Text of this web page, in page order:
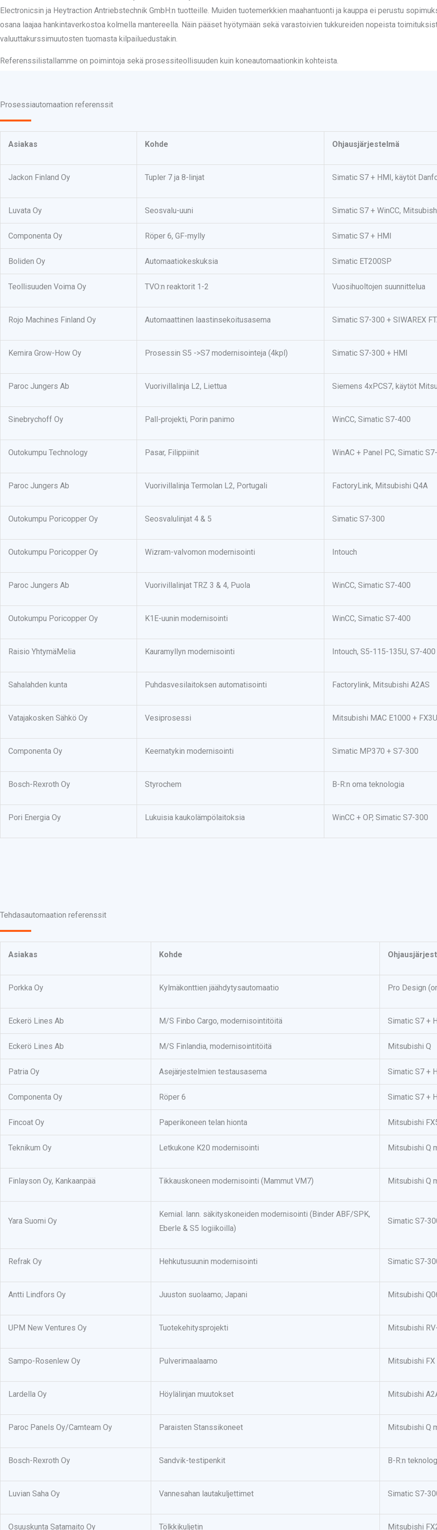
Electronicsin ja Heytraction Antriebstechnik GmbH:n tuotteille. Muiden tuotemerkkien maahantuonti ja kauppa ei perustu
osana laajaa hankintaverkostoa kolmella mantereella. Näin pääset hyötymään sekä varastoivien tukkureiden nopeista
valuuttakurssimuutosten tuomasta kilpailuedustakin.
Referenssilistallamme on poimintoja sekä prosessiteollisuuden kuin koneautomaationkin kohteista.
Prosessiautomaation referenssit
Asiakas Kohde Ohjausjärjestelmä
Jackon Finland Oy Tupler 7 ja 8-linjat Simatic S7 + HMI, käytöt
Luvata Oy Seosvalu-uuni Simatic S7 + WinCC,
Componenta Oy Röper 6, GF-mylly Simatic S7 + HMI
Boliden Oy Automaatiokeskuksia Simatic ET200SP
Teollisuuden Voima Oy TVO:n reaktorit 1-2 Vuosihuoltojen suunnittelua
Rojo Machines Finland Oy Automaattinen laastinsekoitusasema Simatic S7-300 + SIWAREX
Kemira Grow-How Oy Prosessin S5 ->S7 modernisointeja (4kpl) Simatic S7-300 + HMI
Paroc Jungers Ab Vuorivillalinja L2, Liettua Siemens 4xPCS7, käytöt
Sinebrychoff Oy Pall-projekti, Porin panimo WinCC, Simatic S7-400
Outokumpu Technology Pasar, Filippiinit WinAC + Panel PC, Simatic
Paroc Jungers Ab Vuorivillalinja Termolan L2, Portugali FactoryLink, Mitsubishi Q4A
Outokumpu Poricopper Oy Seosvalulinjat 4 & 5 Simatic S7-300
Outokumpu Poricopper Oy Wizram-valvomon modernisointi Intouch
Paroc Jungers Ab Vuorivillalinjat TRZ 3 & 4, Puola WinCC, Simatic S7-400
Outokumpu Poricopper Oy K1E-uunin modernisointi WinCC, Simatic S7-400
Raisio YhtymäMelia Kauramyllyn modernisointi Intouch, S5-115-135U, S7-400
Sahalahden kunta Puhdasvesilaitoksen automatisointi Factorylink, Mitsubishi A2AS
Vatajakosken Sähkö Oy Vesiprosessi Mitsubishi MAC E1000 + FX3U
Componenta Oy Keernatykin modernisointi Simatic MP370 + S7-300
Bosch-Rexroth Oy Styrochem B-R:n oma teknologia
Pori Energia Oy Lukuisia kaukolämpölaitoksia WinCC + OP, Simatic S7-300
Tehdasautomaation referenssit
Asiakas Kohde
Porkka Oy Kylmäkonttien jäähdytysautomaatio Pro Design
Eckerö Lines Ab M/S Finbo Cargo, modernisointitöitä Simatic S7 +
Eckerö Lines Ab M/S Finlandia, modernisointitöitä Mitsubishi Q
Patria Oy Asejärjestelmien testausasema Simatic S7 +
Componenta Oy Röper 6 Simatic S7 +
Fincoat Oy Paperikoneen telan hionta Mitsubishi
Teknikum Oy Letkukone K20 modernisointi Mitsubishi Q
Finlayson Oy, Kankaanpää Tikkauskoneen modernisointi (Mammut VM7) Mitsubishi Q
Yara Suomi Oy
Kemial. lann. säkityskoneiden modernisointi (Binder ABF/SPK,
Eberle & S5 logiikoilla)
Simatic S7-
Refrak Oy Hehkutusuunin modernisointi Simatic S7-
Antti Lindfors Oy Juuston suolaamo; Japani Mitsubishi
UPM New Ventures Oy Tuotekehitysprojekti Mitsubishi
Sampo-Rosenlew Oy Pulverimaalaamo Mitsubishi FX
Lardella Oy Höylälinjan muutokset Mitsubishi
Paroc Panels Oy/Camteam Oy Paraisten Stanssikoneet Mitsubishi Q
Bosch-Rexroth Oy Sandvik-testipenkit B-R:n
Luvian Saha Oy Vannesahan lautakuljettimet Simatic S7-
Osuuskunta Satamaito Oy Tölkkikuljetin Mitsubishi